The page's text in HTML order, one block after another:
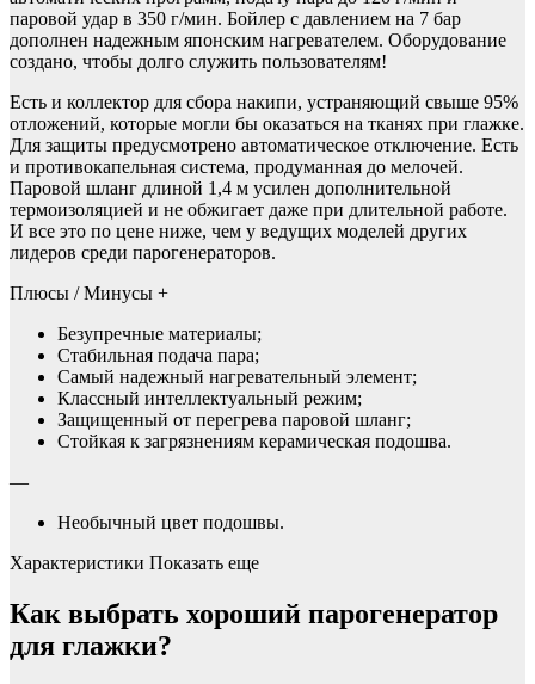
паровой удар в 350 г/мин. Бойлер с давлением на 7 бар
дополнен надежным японским нагревателем. Оборудование
создано, чтобы долго служить пользователям!
Есть и коллектор для сбора накипи, устраняющий свыше 95%
отложений, которые могли бы оказаться на тканях при глажке.
Для защиты предусмотрено автоматическое отключение. Есть
и противокапельная система, продуманная до мелочей.
Паровой шланг длиной 1,4 м усилен дополнительной
термоизоляцией и не обжигает даже при длительной работе.
И все это по цене ниже, чем у ведущих моделей других
лидеров среди парогенераторов.
Плюсы / Минусы +
Безупречные материалы;
Стабильная подача пара;
Самый надежный нагревательный элемент;
Классный интеллектуальный режим;
Защищенный от перегрева паровой шланг;
Стойкая к загрязнениям керамическая подошва.
—
Необычный цвет подошвы.
Характеристики Показать еще
Как выбрать хороший парогенератор
для глажки?